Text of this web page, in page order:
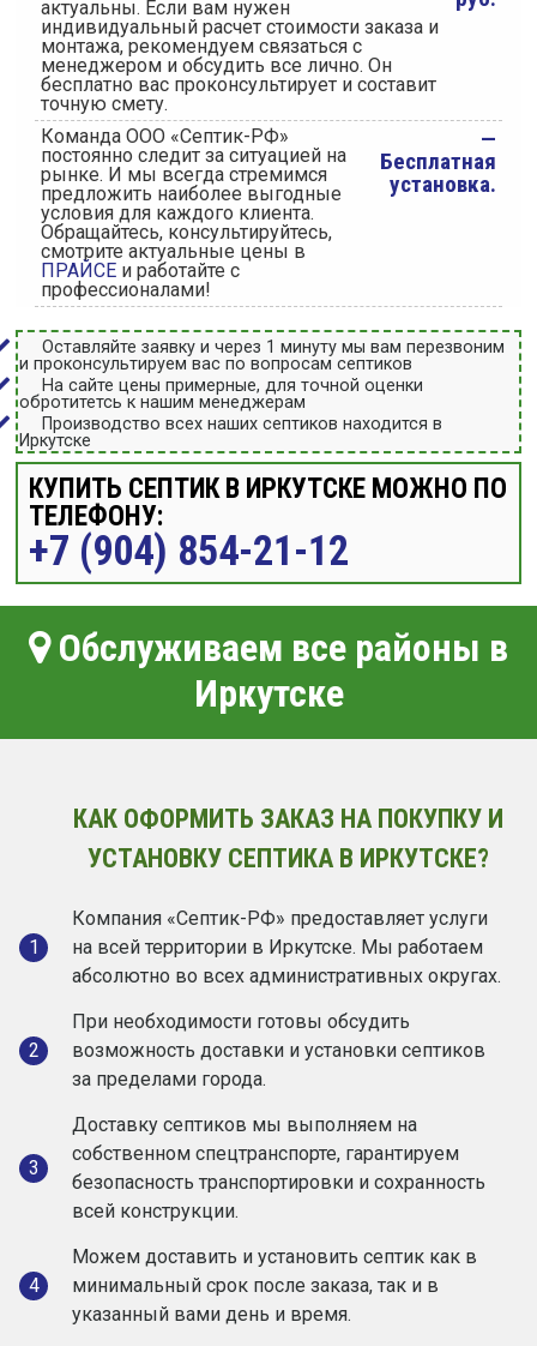
актуальны. Если вам нужен
индивидуальный расчет стоимости заказа и
монтажа, рекомендуем связаться с
менеджером и обсудить все лично. Он
бесплатно вас проконсультирует и составит
точную смету.
Команда ООО «Септик-РФ»
постоянно следит за ситуацией на
рынке. И мы всегда стремимся
предложить наиболее выгодные
условия для каждого клиента.
Обращайтесь, консультируйтесь,
смотрите актуальные цены в
ПРАЙСЕи работайте с
профессионалами!
—
Бесплатная
установка.
Оставляйте заявку и через 1 минуту мы вам перезвоним
и проконсультируем вас по вопросам септиков
На сайте цены примерные, для точной оценки
обротитетсь к нашим менеджерам
Производство всех наших септиков находится в
Иркутске
КУПИТЬ СЕПТИК В ИРКУТСКЕ МОЖНО ПО
ТЕЛЕФОНУ:
+7 (904) 854-21-12
Обслуживаем все районы в
Иркутске
КАК ОФОРМИТЬ ЗАКАЗ НА ПОКУПКУ И
УСТАНОВКУ СЕПТИКА В ИРКУТСКЕ?
1
Компания «Септик-РФ» предоставляет услуги
на всей территории в Иркутске. Мы работаем
абсолютно во всех административных округах.
2
При необходимости готовы обсудить
возможность доставки и установки септиков
за пределами города.
3
Доставку септиков мы выполняем на
собственном спецтранспорте, гарантируем
безопасность транспортировки и сохранность
всей конструкции.
4
Можем доставить и установить септик как в
минимальный срок после заказа, так и в
указанный вами день и время.